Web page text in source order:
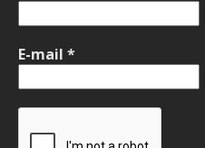
E-mail *